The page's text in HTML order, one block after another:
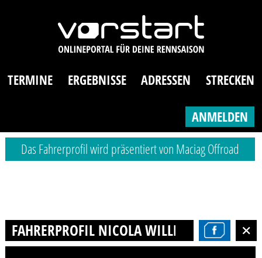
TERMINE ERGEBNISSE ADRESSEN STRECKEN
ANMELDEN
Das Fahrerprofil wird präsentiert von Maciag Offroad
FAHRERPROFIL NICOLA WILLENDORF